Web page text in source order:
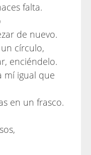
falta.
de nuevo.
círculo,
enciéndelo.
mí igual que
en un frasco.